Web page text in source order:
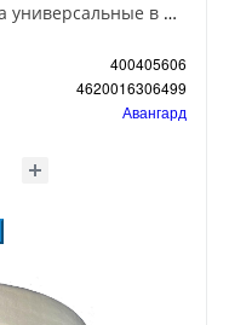
House Lux Color Сухие полотенца универсальные в рулоне 100 шт
400405606
4620016306499
Авангард